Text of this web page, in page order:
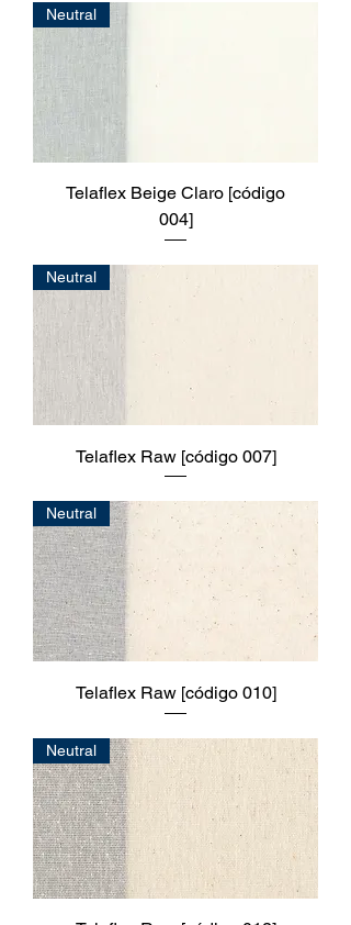
Neutral
Telaflex Beige Claro [código
004]
Neutral
Telaflex Raw [código 007]
Neutral
Telaflex Raw [código 010]
Neutral